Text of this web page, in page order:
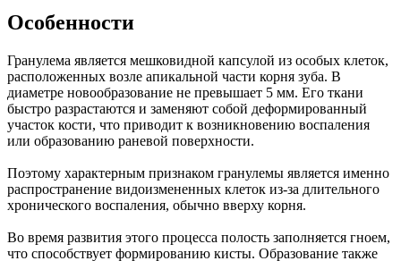
Особенности
Гранулема является мешковидной капсулой из особых клеток,
расположенных возле апикальной части корня зуба. В
диаметре новообразование не превышает 5 мм. Его ткани
быстро разрастаются и заменяют собой деформированный
участок кости, что приводит к возникновению воспаления
или образованию раневой поверхности.
Поэтому характерным признаком гранулемы является именно
распространение видоизмененных клеток из-за длительного
хронического воспаления, обычно вверху корня.
Во время развития этого процесса полость заполняется гноем,
что способствует формированию кисты. Образование также